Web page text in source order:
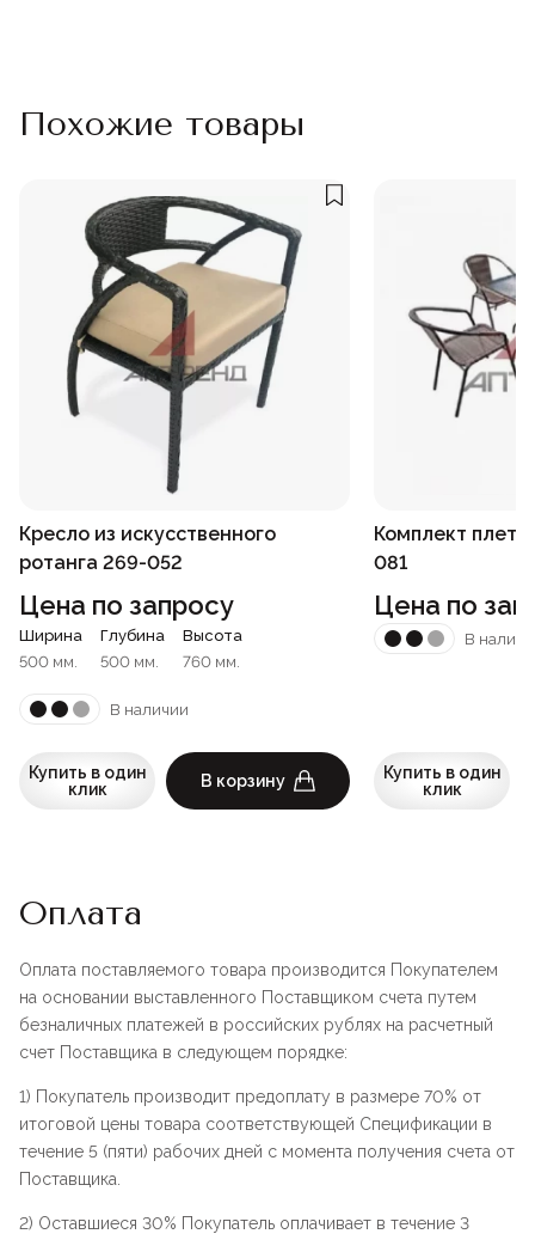
Похожие товары
Кресло из искусственного
ротанга 269-052
Цена по запросу
Ширина
500 мм.
Глубина
500 мм.
Высота
760 мм.
В наличии
Купить в один
клик
В корзину
Комплект
081
Цена по
В
Купить в один
клик
Оплата
Оплата поставляемого товара производится Покупателем
на основании выставленного Поставщиком счета путем
безналичных платежей в российских рублях на расчетный
счет Поставщика в следующем порядке:
1) Покупатель производит предоплату в размере 70% от
итоговой цены товара соответствующей Спецификации в
течение 5 (пяти) рабочих дней с момента получения счета от
Поставщика.
2) Оставшиеся 30% Покупатель оплачивает в течение 3